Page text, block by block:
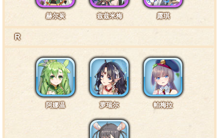
赫尔炭 兹兹米梅 露琪
R
阿娜温 萝瑞尔 帕梅拉